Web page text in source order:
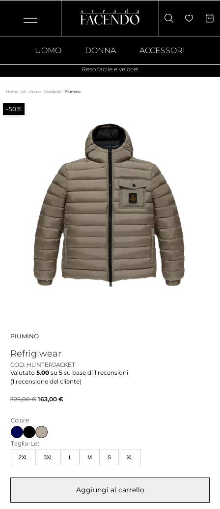
UOMO DONNA ACCESSORI
Reso facile e veloce!
Home · All · Uomo · Giubbotti · Piumino
-50%
PIUMINO
Refrigiwear
COD: HUNTERJACKET
Valutato 5.00 su 5 su base di 1 recensioni
(1 recensione del cliente)
325,00€ Il
originale
era:
325,00 €.
163,00 €Il
163,00 €.
Colore
Taglia-Let
2XL 3XL L M S XL
Aggiungi al carrello